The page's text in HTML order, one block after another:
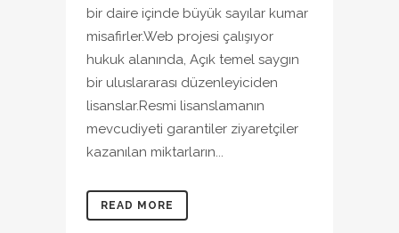
bir daire içinde büyük sayılar kumar
misafirler.Web projesi çalışıyor
hukuk alanında, Açık temel saygın
bir uluslararası düzenleyiciden
lisanslar.Resmi lisanslamanın
mevcudiyeti garantiler ziyaretçiler
kazanılan miktarların...
READ MORE